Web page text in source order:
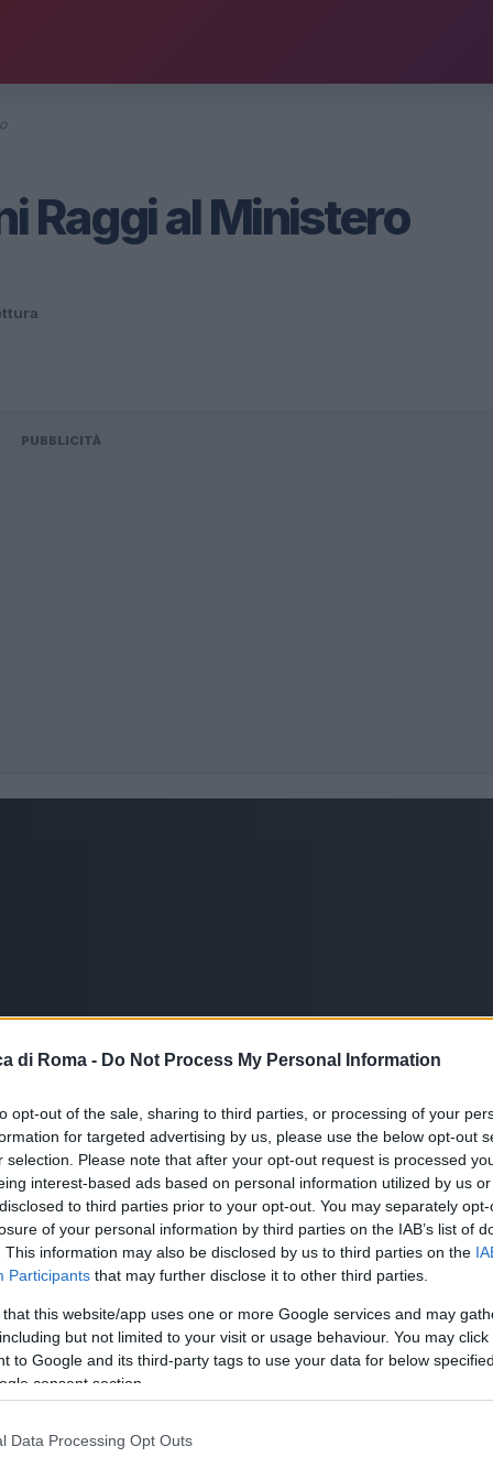
di Roma - Do Not Process My Personal Information
opt-out of the sale, sharing to third parties, or processing of your
for targeted advertising by us, please use the below opt-out
selection. Please note that after your opt-out request is processed
interest-based ads based on personal information utilized by us
to third parties prior to your opt-out. You may separately
of your personal information by third parties on the IAB’s list of
This information may also be disclosed by us to third parties on the
Participants that may further disclose it to other third parties.
that this website/app uses one or more Google services and may
but not limited to your visit or usage behaviour. You may
to Google and its third-party tags to use your data for below
consent section.
Data Processing Opt Outs
Raggi al Ministero
PUBBLICITÀ